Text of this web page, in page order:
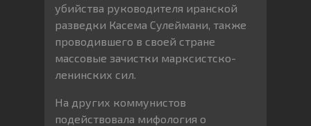
убийства руководителя иранской
разведки Касема Сулеймани, также
проводившего в своей стране
массовые зачистки марксистско-
ленинских сил.
На других коммунистов
подействовала мифология о